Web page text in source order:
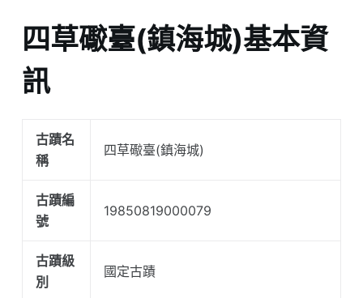
四草礮臺(鎮海城)基本資
訊
古蹟名
稱
四草礮臺(鎮海城)
古蹟編
號
19850819000079
古蹟級
別
國定古蹟